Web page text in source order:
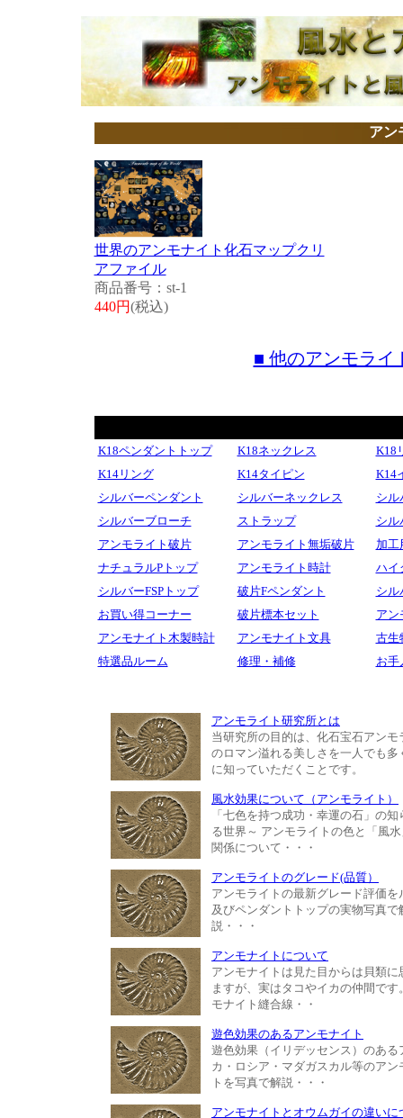
アン
世界のアンモナイト化石マップクリ
アファイル
商品番号：st-1
440円(税込)
■ 他のアンモライ
K18ペンダントトップ K18ネックレス
K18
K14リング
K14タイピン
K14
シルバーペンダント
シルバーネックレス
シル
シルバーブローチ
ストラップ
シル
アンモライト破片
アンモライト無垢破片
加工
ナチュラルPトップ
アンモライト時計
ハイ
シルバーFSPトップ
破片Fペンダント
シル
お買い得コーナー
破片標本セット
アン
アンモナイト木製時計
アンモナイト文具
古生
特選品ルーム
修理・補修 お手
アンモライト研究所とは
当研究所の目的は、化石宝石アンモ
のロマン溢れる美しさを一人でも多
に知っていただくことです。
風水効果について（アンモライト）
「七色を持つ成功・幸運の石」の知
る世界～ アンモライトの色と「風
関係について・・・
アンモライトのグレード(品質）
アンモライトの最新グレード評価を
及びペンダントトップの実物写真で
説・・・
アンモナイトについて
アンモナイトは見た目からは貝類に
ますが、実はタコやイカの仲間です
モナイト縫合線・・
遊色効果のあるアンモナイト
遊色効果（イリデッセンス）のある
カ・ロシア・マダガスカル等のアン
トを写真で解説・・・
アンモナイトとオウムガイの違いに